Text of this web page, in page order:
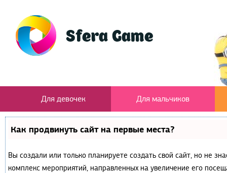
Для девочек Для мальчиков
Как продвинуть сайт на первые места?
Вы создали или только планируете создать свой сайт, но не
комплекс мероприятий, направленных на увеличение его